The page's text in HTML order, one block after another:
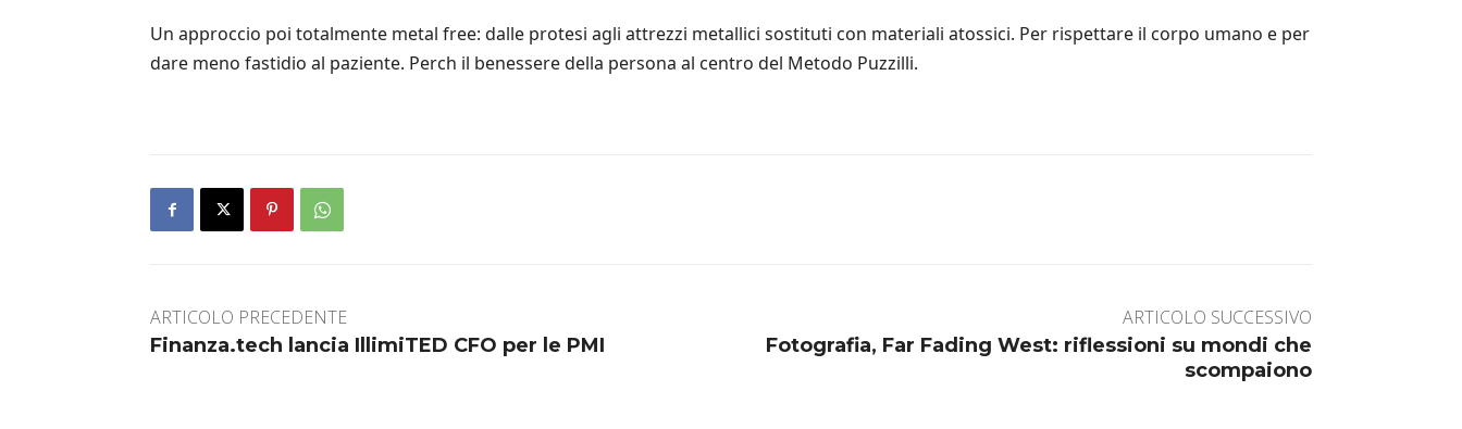
Un approccio poi totalmente metal free: dalle protesi agli attrezzi metallici sostituti con materiali atossici. Per rispettare il corpo umano e per
dare meno fastidio al paziente. Perch il benessere della persona al centro del Metodo Puzzilli.
ARTICOLO PRECEDENTE
Finanza.tech lancia IllimiTED CFO per le PMI
ARTICOLO SUCCESSIVO
Fotografia, Far Fading West: riflessioni su mondi che
scompaiono